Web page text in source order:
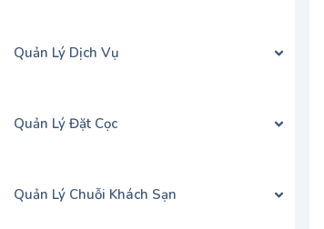
Quản Lý Dịch Vụ
Quản Lý Đặt Cọc
Quản Lý Chuỗi Khách Sạn